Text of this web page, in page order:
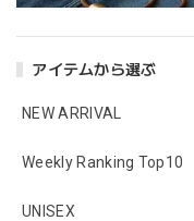
アイテムから選ぶ
NEW ARRIVAL
Weekly Ranking Top10
UNISEX